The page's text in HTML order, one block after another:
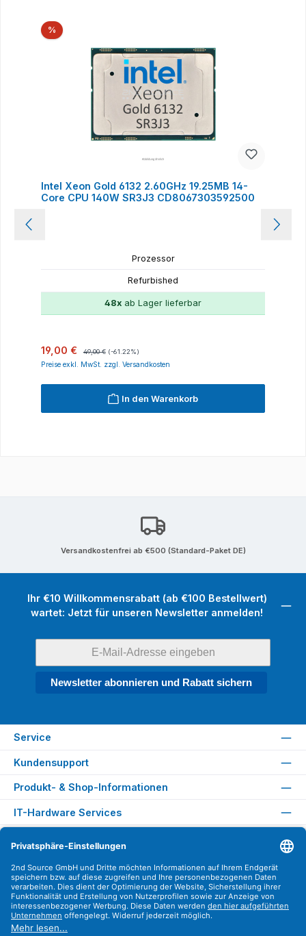
%Rabatt
Intel Xeon Gold 6132 2.60GHz 19.25MB 14-
Core CPU 140W SR3J3 CD8067303592500
Prozessor
Refurbished
48x ab Lager lieferbar
Verkaufspreis:
19,00 € Regulärer Preis:
49,00 € (-61.22%)
Preise exkl. MwSt. zzgl. Versandkosten
In den Warenkorb
Versandkostenfrei ab €500 (Standard-Paket DE)
Ihr €10 Willkommensrabatt (ab €100 Bestellwert)
wartet: Jetzt für unseren Newsletter anmelden!
Newsletter abonnieren und Rabatt sichern
Service
Kundensupport
Produkt- & Shop-Informationen
IT-Hardware Services
Versandarten
Zahlungsarten
Sicher Einkaufen